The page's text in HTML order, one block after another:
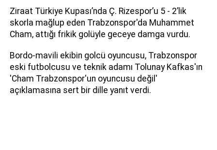
Ziraat Türkiye Kupası’nda Ç. Rizespor’u 5 - 2’lik
skorla mağlup eden Trabzonspor'da Muhammet
Cham, attığı frikik golüyle geceye damga vurdu.
Bordo-mavili ekibin golcü oyuncusu, Trabzonspor
eski futbolcusu ve teknik adamı Tolunay Kafkas'ın
'Cham Trabzonspor'un oyuncusu değil'
açıklamasına sert bir dille yanıt verdi.